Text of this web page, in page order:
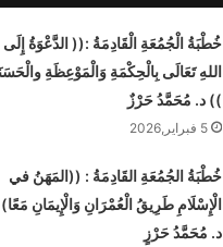
خُطْبَةُ الْجُمُعَةِ الْقَادِمَةُ :(( الدَّعْوَةُ إِلَى
اللهِ تَعَالَى بِالْحِكْمَةِ وَالْمَوْعِظَةِ
)) د. مُحَمَّدُ حَرْزٌ
5 فبراير,2026
خُطْبَةُ الجُمُعَةِ القَادِمَةُ : ((المَهَنُ في
الْإِسْلَامِ طَرِيقُ الْعُمْرَانِ وَالْإِيمَانِ
د. مُحَمَّدُ حَرْزٍ